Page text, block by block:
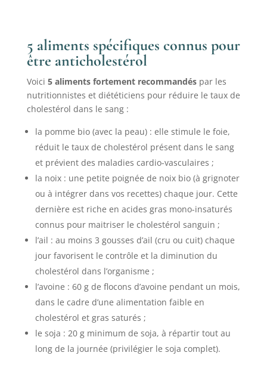
5 aliments spécifiques connus pour
être anticholestérol
Voici 5 aliments fortement recommandés par les
nutritionnistes et diététiciens pour réduire le taux de
cholestérol dans le sang :
la pomme bio (avec la peau) : elle stimule le foie,
réduit le taux de cholestérol présent dans le sang
et prévient des maladies cardio-vasculaires ;
la noix : une petite poignée de noix bio (à grignoter
ou à intégrer dans vos recettes) chaque jour. Cette
dernière est riche en acides gras mono-insaturés
connus pour maitriser le cholestérol sanguin ;
l’ail : au moins 3 gousses d’ail (cru ou cuit) chaque
jour favorisent le contrôle et la diminution du
cholestérol dans l’organisme ;
l’avoine : 60 g de flocons d’avoine pendant un mois,
dans le cadre d’une alimentation faible en
cholestérol et gras saturés ;
le soja : 20 g minimum de soja, à répartir tout au
long de la journée (privilégier le soja complet).